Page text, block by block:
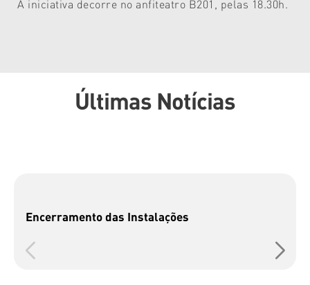
A iniciativa decorre no anfiteatro B201, pelas 18.30h.
Últimas Notícias
Encerramento das Instalações